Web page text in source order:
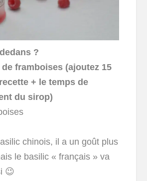
?
framboises (ajoutez 15
+ le temps de
du sirop)
chinois, il a un goût plus
le basilic « français » va
😉